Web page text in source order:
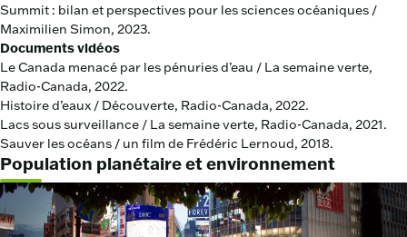
Summit : bilan et perspectives pour les sciences océaniques /
Maximilien Simon, 2023.
Documents vidéos
Le Canada menacé par les pénuries d’eau / La semaine verte,
Radio-Canada, 2022.
Histoire d’eaux / Découverte, Radio-Canada, 2022.
Lacs sous surveillance / La semaine verte, Radio-Canada, 2021.
Sauver les océans / un film de Frédéric Lernoud, 2018.
Population planétaire et environnement